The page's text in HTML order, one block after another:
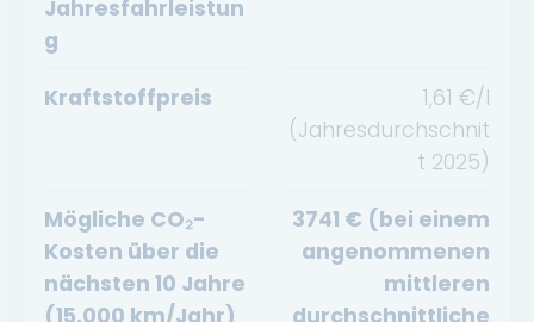
Jahresfahrleistun
g
Kraftstoffpreis
1,61 €/l
(Jahresdurchschnit
t 2025)
Mögliche CO₂-
Kosten über die
nächsten 10 Jahre
(15.000 km/Jahr)
3741 € (bei einem
angenommenen
mittleren
durchschnittliche